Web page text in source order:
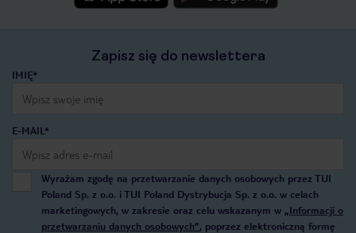
Zapisz się do newslettera
IMIĘ*
E-MAIL*
Wyrażam zgodę na przetwarzanie danych osobowych przez TUI
Poland Sp. z o.o. i TUI Poland Dystrybucja Sp. z o.o. w celach
marketingowych, w zakresie oraz celu wskazanym w „Informacji o
przetwarzaniu danych osobowych”, poprzez elektroniczną formę